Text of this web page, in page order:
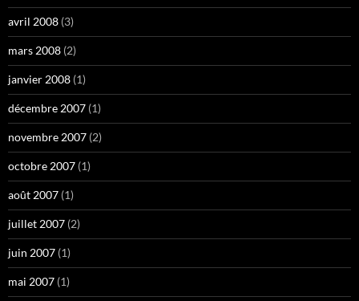
avril 2008 (3)
mars 2008 (2)
janvier 2008 (1)
décembre 2007 (1)
novembre 2007 (2)
octobre 2007 (1)
août 2007 (1)
juillet 2007 (2)
juin 2007 (1)
mai 2007 (1)